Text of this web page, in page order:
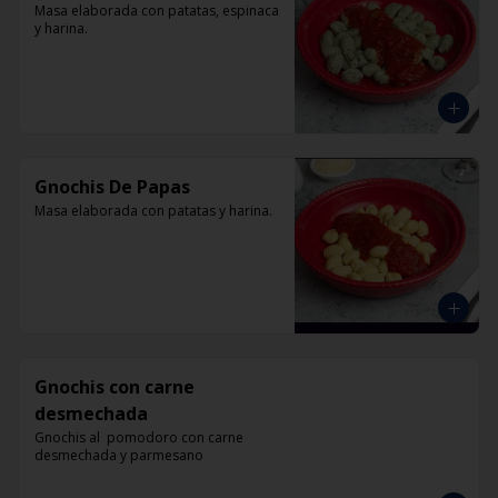
Masa elaborada con patatas, espinaca
y harina.
Gnochis De Papas
Masa elaborada con patatas y harina.
Gnochis con carne
desmechada
Gnochis al  pomodoro con carne
desmechada y parmesano